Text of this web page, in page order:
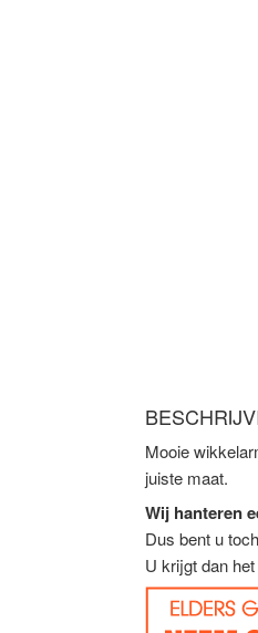
Mooie
juiste maat.
Wij hanteren
Dus bent u
U krijgt dan